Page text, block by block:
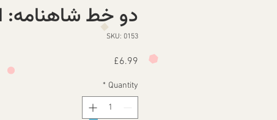
دو خط شاهنامه:
SKU: 0153
£6.99
Quantity
*